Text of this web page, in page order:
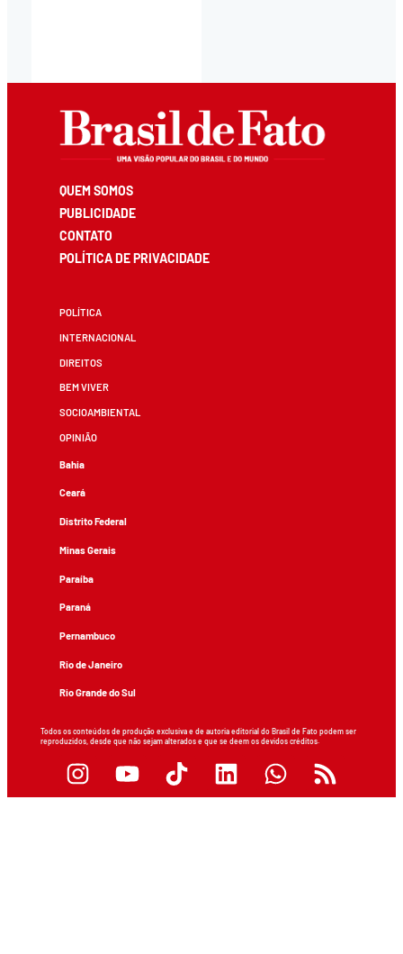
QUEM SOMOS
PUBLICIDADE
CONTATO
POLÍTICA DE PRIVACIDADE
POLÍTICA
INTERNACIONAL
DIREITOS
BEM VIVER
SOCIOAMBIENTAL
OPINIÃO
Bahia
Ceará
Distrito Federal
Minas Gerais
Paraíba
Paraná
Pernambuco
Rio de Janeiro
Rio Grande do Sul
Todos os conteúdos de produção exclusiva e de autoria editorial do Brasil de Fato podem ser
reproduzidos, desde que não sejam alterados e que se deem os devidos créditos.